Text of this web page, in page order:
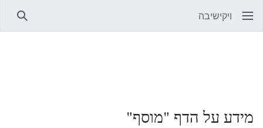
ויקישיבה
מידע על הדף "מוסף"